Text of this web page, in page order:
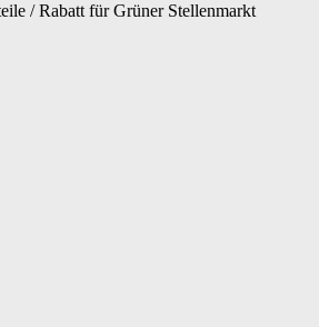
/ Rabatt für Grüner Stellenmarkt